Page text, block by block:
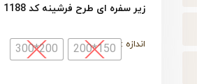
زیر سفره ای طرح فرشینه کد 1188
اندازه 150*200
200*300